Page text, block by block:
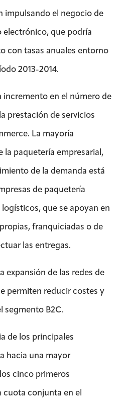
impulsando el negocio de
que podría
con tasas anuales entorno
2013-2014.
incremento en el número de
prestación de servicios
La mayoría
la paquetería empresarial,
de la demanda está
de paquetería
que se apoyan en
franquiciadas o de
las entregas.
expansión de las redes de
permiten reducir costes y
segmento B2C.
de los principales
hacia una mayor
cinco primeros
cuota conjunta en el